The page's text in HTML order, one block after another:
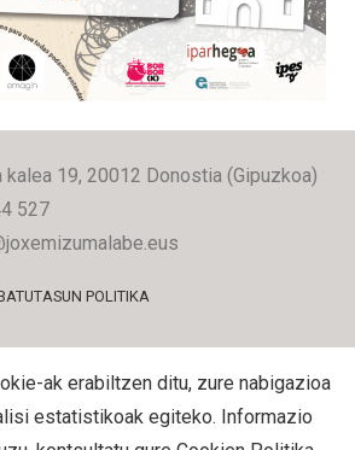
kalea 19, 20012 Donostia (Gipuzkoa)
527
POLITIKA
ak erabiltzen ditu, zure nabigazioa
estatistikoak egiteko. Informazio